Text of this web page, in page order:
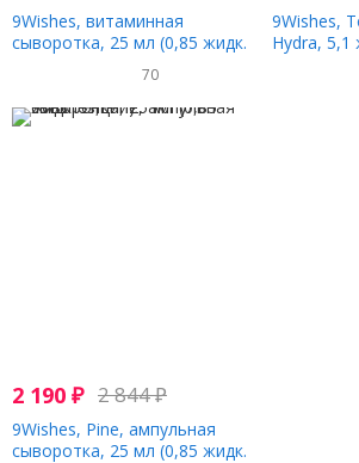
9Wishes, витаминная
сыворотка, 25 мл (0,85 жидк.
70
9Wishes,
Hydra, 5,1
2 190 ₽ 2 844₽
9Wishes, Pine, ампульная
сыворотка, 25 мл (0,85 жидк.